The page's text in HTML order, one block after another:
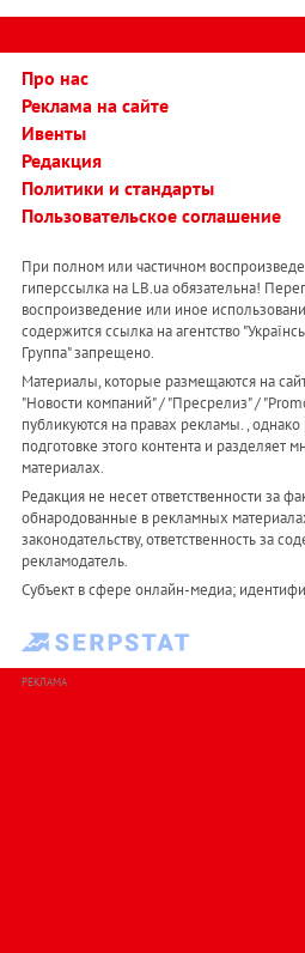
Про нас
Реклама на сайте
Ивенты
Редакция
Политики и стандарты
Пользовательское соглашение
При полном или частичном
гиперссылка на LB.ua обязательна!
воспроизведение или иное
содержится ссылка на агентство
Группа" запрещено.
Материалы, которые размещаются на
"Новости компаний" / "Пресрелиз" /
публикуются на правах рекламы. , однако
подготовке этого контента и разделяет
материалах.
Редакция не несет ответственности за
обнародованные в рекламных
законодательству, ответственность за
рекламодатель.
Субъект в сфере онлайн-медиа;
РЕКЛАМА